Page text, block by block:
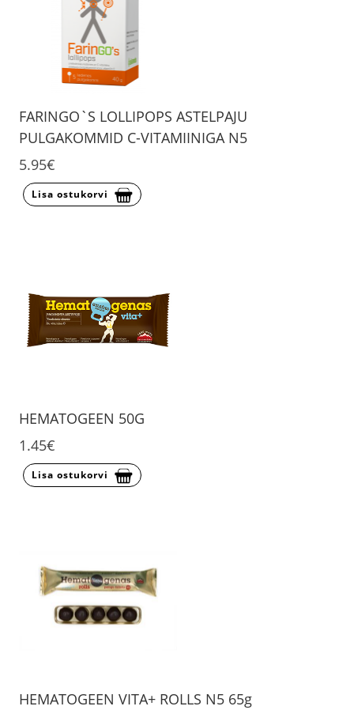
FARINGO`S LOLLIPOPS ASTELPAJU
PULGAKOMMID C-VITAMIINIGA N5
5.95€
Lisa ostukorvi
HEMATOGEEN 50G
1.45€
Lisa ostukorvi
HEMATOGEEN VITA+ ROLLS N5 65g